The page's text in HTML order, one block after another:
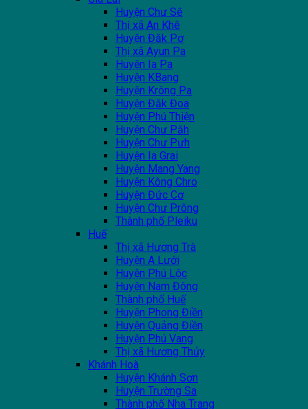
Huyện Chư Sê
Thị xã An Khê
Huyện Đăk Pơ
Thị xã Ayun Pa
Huyện Ia Pa
Huyện KBang
Huyện Krông Pa
Huyện Đăk Đoa
Huyện Phú Thiện
Huyện Chư Păh
Huyện Chư Pưh
Huyện Ia Grai
Huyện Mang Yang
Huyện Kông Chro
Huyện Đức Cơ
Huyện Chư Prông
Thành phố Pleiku
Huế
Thị xã Hương Trà
Huyện A Lưới
Huyện Phú Lộc
Huyện Nam Đông
Thành phố Huế
Huyện Phong Điền
Huyện Quảng Điền
Huyện Phú Vang
Thị xã Hương Thủy
Khánh Hoà
Huyện Khánh Sơn
Huyện Trường Sa
Thành phố Nha Trang